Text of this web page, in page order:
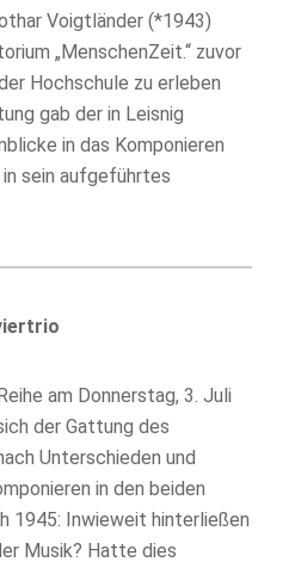
Voigtländer (*1943)
„MenschenZeit.“ zuvor
Hochschule zu erleben
gab der in Leisnig
in das Komponieren
sein aufgeführtes
am Donnerstag, 3. Juli
der Gattung des
Unterschieden und
in den beiden
1945: Inwieweit hinterließen
Musik? Hatte dies